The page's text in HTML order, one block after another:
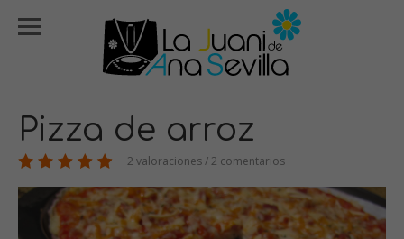
Pizza de arroz
2 valoraciones / 2 comentarios